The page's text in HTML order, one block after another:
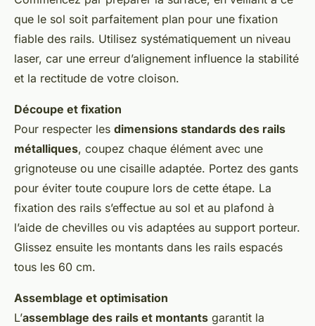
que le sol soit parfaitement plan pour une fixation
fiable des rails. Utilisez systématiquement un niveau
laser, car une erreur d’alignement influence la stabilité
et la rectitude de votre cloison.
Découpe et fixation
Pour respecter les dimensions standards des rails
métalliques, coupez chaque élément avec une
grignoteuse ou une cisaille adaptée. Portez des gants
pour éviter toute coupure lors de cette étape. La
fixation des rails s’effectue au sol et au plafond à
l’aide de chevilles ou vis adaptées au support porteur.
Glissez ensuite les montants dans les rails espacés
tous les 60 cm.
Assemblage et optimisation
L’assemblage des rails et montants garantit la